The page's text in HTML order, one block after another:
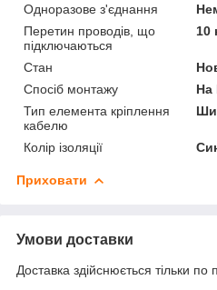
Одноразове з'єднання
Перетин проводів, що
підключаються
10
Стан
Спосіб монтажу
На
Тип елемента кріплення
кабелю
Колір ізоляції
Приховати
Умови доставки
Доставка здійснюється тільки по